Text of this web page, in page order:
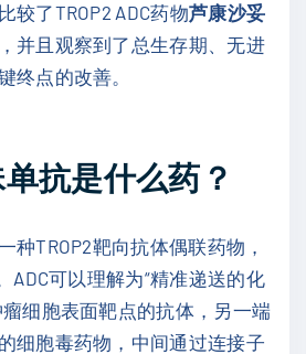
较了TROP2 ADC药物芦康沙妥
，并且观察到了总生存期、无进
终点的改善。
抗是什么药？
种TROP2靶向抗体偶联药物，
ADC可以理解为“精准递送的化
细胞表面靶点的抗体，另一端
细胞毒药物，中间通过连接子